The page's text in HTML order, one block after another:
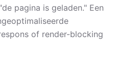
pagina is geladen." Een
of render-blocking